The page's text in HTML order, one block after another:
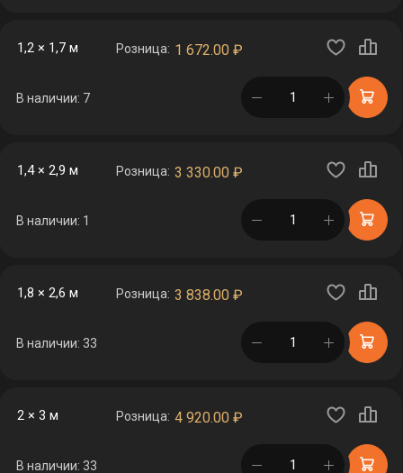
1,2 × 1,7 м Розница: 1 672.00 ₽
В наличии: 7 в корзине
1,4 × 2,9 м Розница: 3 330.00 ₽
В наличии: 1 в корзине
1,8 × 2,6 м Розница: 3 838.00 ₽
В наличии: 33 в корзине
2 × 3 м Розница: 4 920.00 ₽
В наличии: 33 в корзине